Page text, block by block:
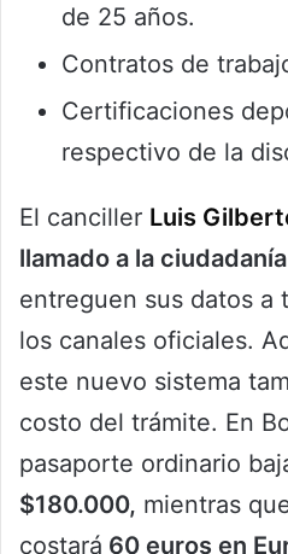
de 25 años.
Contratos de
Certificaciones
respectivo de la
El canciller Luis
llamado a la ciudadanía
entreguen sus datos a
los canales oficiales.
este nuevo sistema
costo del trámite. En
pasaporte ordinario
$180.000, mientras
costará 60 euros en